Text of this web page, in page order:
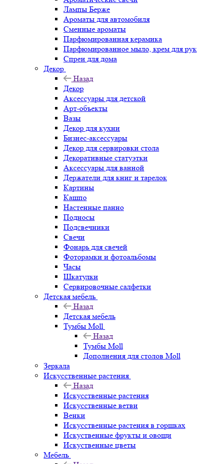
Лампы Берже
Ароматы для автомобиля
Сменные ароматы
Парфюмированная керамика
Парфюмированное мыло, крем для рук
Спреи для дома
Декор
Назад
Декор
Аксессуары для детской
Арт-объекты
Вазы
Декор для кухни
Бизнес-аксессуары
Декор для сервировки стола
Декоративные статуэтки
Аксессуары для ванной
Держатели для книг и тарелок
Картины
Кашпо
Настенные панно
Подносы
Подсвечники
Свечи
Фонарь для свечей
Фоторамки и фотоальбомы
Часы
Шкатулки
Сервировочные салфетки
Детская мебель
Назад
Детская мебель
Тумбы Moll
Назад
Тумбы Moll
Дополнения для столов Moll
Зеркала
Искусственные растения
Назад
Искусственные растения
Искусственные ветви
Венки
Искусственные растения в горшках
Искуственные фрукты и овощи
Искуственные цветы
Мебель